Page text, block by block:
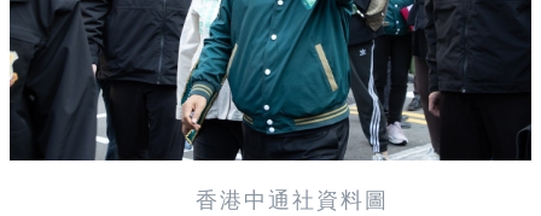
香港中通社資料圖